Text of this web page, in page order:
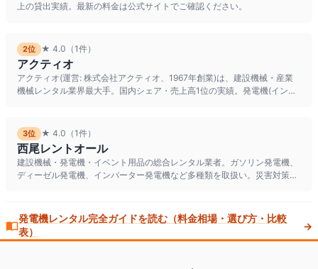
上の貸出実績。最新の料金は公式サイトでご確認ください。
2位 ★ 4.0 （1件）
アクティオ
アクティオ(運営: 株式会社アクティオ、1967年創業)は、建設機械・産業
機械レンタル業界最大手。国内シェア・売上高1位の実績。発電機(インバ
3位 ★ 4.0 （1件）
西尾レントオール
建設機械・発電機・イベント用品の総合レンタル業者。ガソリン発電機、
ディーゼル発電機、インバーター発電機など多種類を取扱い。災害対策、
発電機レンタル完全ガイドを読む（料金相場・選び方・比較
表）
→